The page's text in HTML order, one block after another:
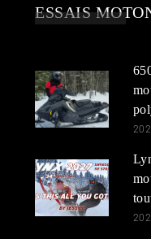
ESSAIS